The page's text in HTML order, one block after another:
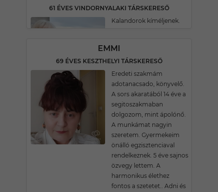
61 ÉVES VINDORNYALAKI TÁRSKERESŐ
Kalandorok kíméljenek.
EMMI
69 ÉVES KESZTHELYI TÁRSKERESŐ
Eredeti szakmám
adotanacsado, könyvelő.
A sors akaratából 14 éve a
segitoszakmaban
dolgozom, mint ápolónő.
A munkámat nagyin
szeretem. Gyermekeim
önálló egzisztenciaval
rendelkeznek. 5 éve sajnos
özvegy lettem. A
harmonikus élethez
fontos a szetetet.. Adni és